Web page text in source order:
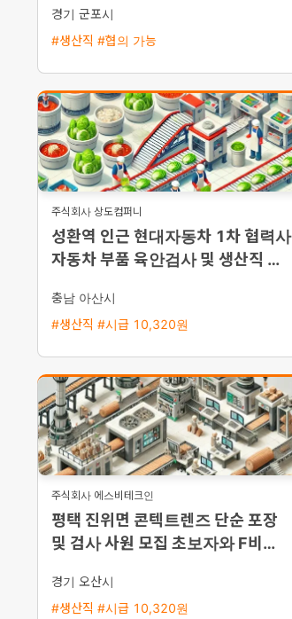
경기 군포시
#생산직 #협의 가능
주식회사 상도컴퍼니
성환역 인근 현대자동차 1차 협력사
자동차 부품 육안검사 및 생산직 모
충남 아산시
#생산직 #시급 10,320원
주식회사 에스비테크인
평택 진위면 콘텍트렌즈 단순 포장
및 검사 사원 모집 초보자와 F비자
경기 오산시
#생산직 #시급 10,320원